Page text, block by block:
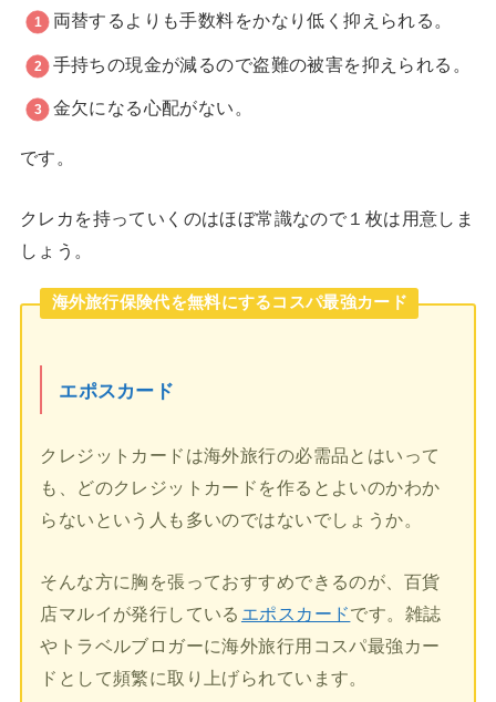
両替するよりも手数料をかなり低く抑えられる。
手持ちの現金が減るので盗難の被害を抑えられる。
金欠になる心配がない。
です。
クレカを持っていくのはほぼ常識なので１枚は用意しま
しょう。
海外旅行保険代を無料にするコスパ最強カード
エポスカード
クレジットカードは海外旅行の必需品とはいって
も、どのクレジットカードを作るとよいのかわか
らないという人も多いのではないでしょうか。
そんな方に胸を張っておすすめできるのが、百貨
店マルイが発行している エポスカードです。雑誌
やトラベルブロガーに海外旅行用コスパ最強カー
ドとして頻繁に取り上げられています。